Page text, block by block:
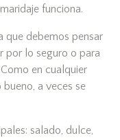
funciona.
que debemos pensar
por lo seguro o para
en cualquier
a veces se
salado, dulce,